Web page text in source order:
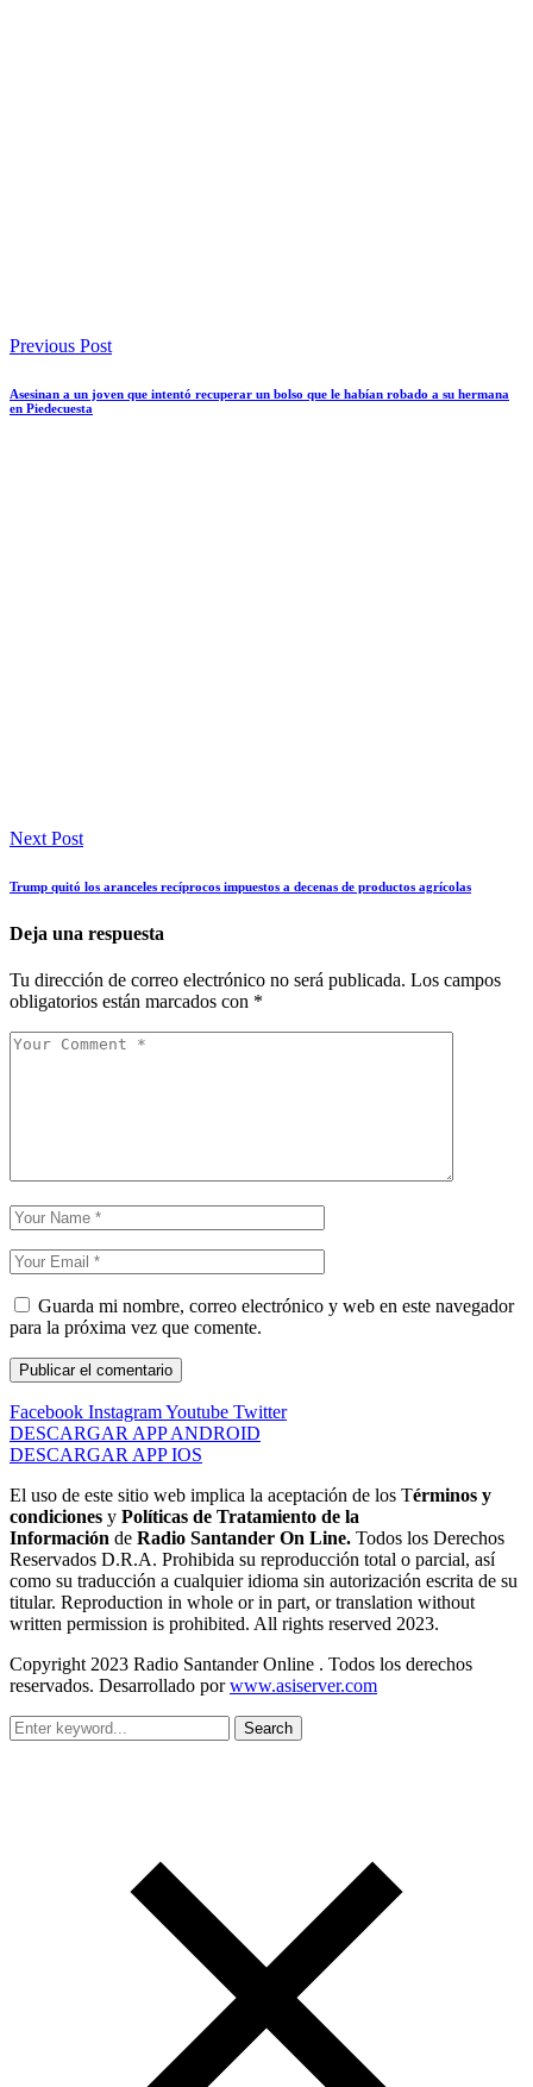
Previous Post
Asesinan a un joven que intentó recuperar un bolso que le habían robado a su hermana
en Piedecuesta
Next Post
Trump quitó los aranceles recíprocos impuestos a decenas de productos agrícolas
Deja una respuesta
Tu dirección de correo electrónico no será publicada. Los campos
obligatorios están marcados con *
Guarda mi nombre, correo electrónico y web en este navegador
para la próxima vez que comente.
Facebook InstagramYoutube Twitter
DESCARGAR APP ANDROID
DESCARGAR APP IOS
El uso de este sitio web implica la aceptación de los Términos y
condiciones y Políticas de Tratamiento de la
Información de Radio Santander On Line. Todos los Derechos
Reservados D.R.A. Prohibida su reproducción total o parcial, así
como su traducción a cualquier idioma sin autorización escrita de su
titular. Reproduction in whole or in part, or translation without
written permission is prohibited. All rights reserved 2023.
Copyright 2023 Radio Santander Online . Todos los derechos
reservados. Desarrollado porwww.asiserver.com
Search